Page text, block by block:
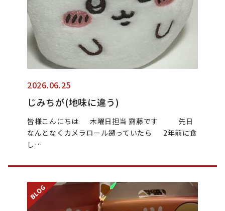
2026.06.25
じみちが(地味に違う)
皆様こんにちは 木曜日担当 齋藤です 先日
なんとなくカメラロール遡っていたら 2年前に食
し…